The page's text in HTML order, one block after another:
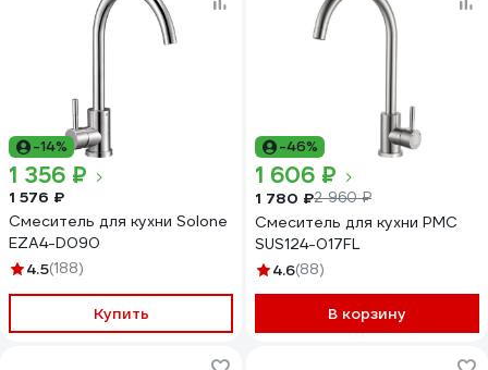
-14%
1 356 ₽
1 576 ₽
Смеситель для кухни Solone
EZA4-D090
4.5(188)
Купить
-46%
1 606 ₽
1 780 ₽2 960 ₽
Смеситель для кухни РМС
SUS124-017FL
4.6(88)
В корзину